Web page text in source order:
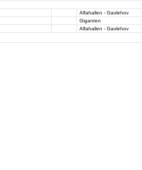
Alfahallen - Gavlehov
Giganten
Alfahallen - Gavlehov